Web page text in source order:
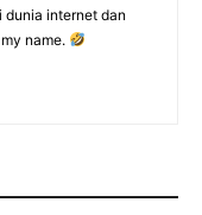
internet dan
name.